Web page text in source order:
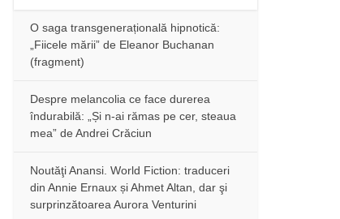
O saga transgenerațională hipnotică:
„Fiicele mării” de Eleanor Buchanan
(fragment)
Despre melancolia ce face durerea
îndurabilă: „Și n-ai rămas pe cer, steaua
mea” de Andrei Crăciun
Noutăţi Anansi. World Fiction: traduceri
din Annie Ernaux și Ahmet Altan, dar şi
surprinzătoarea Aurora Venturini